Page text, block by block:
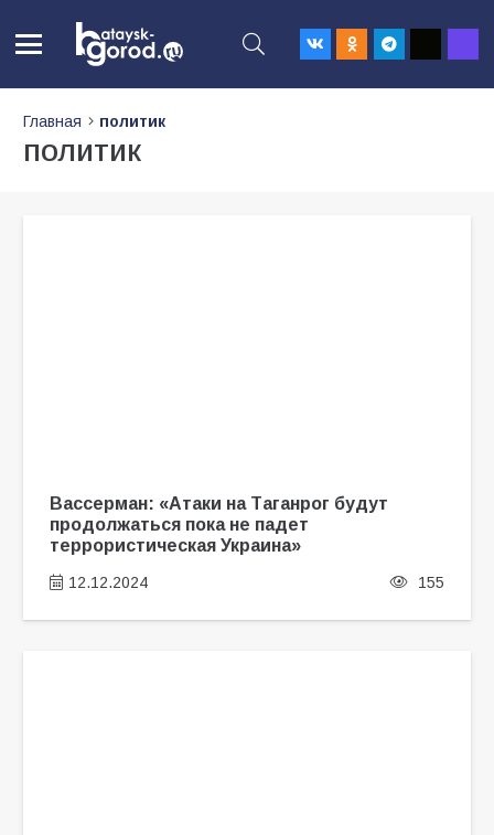
Главная политик
политик
Вассерман: «Атаки на Таганрог будут
продолжаться пока не падет
террористическая Украина»
12.12.2024 155